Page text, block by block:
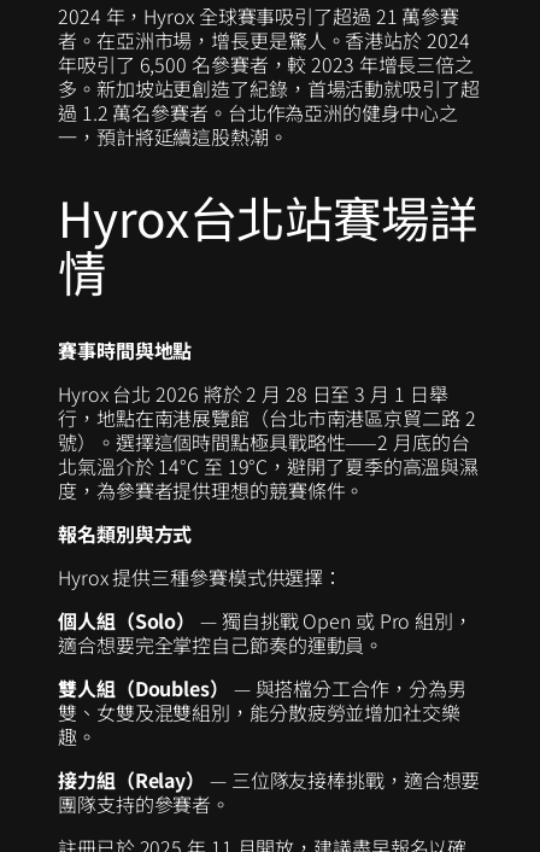
2024 年，Hyrox 全球賽事吸引了超過 21 萬參賽
者。在亞洲市場，增長更是驚人。香港站於 2024
年吸引了 6,500 名參賽者，較 2023 年增長三倍之
多。新加坡站更創造了紀錄，首場活動就吸引了超
過 1.2 萬名參賽者。台北作為亞洲的健身中心之
一，預計將延續這股熱潮。
Hyrox台北站賽場詳
情
賽事時間與地點
Hyrox 台北 2026 將於 2 月 28 日至 3 月 1 日舉
行，地點在南港展覽館（台北市南港區京貿二路 2
號）。選擇這個時間點極具戰略性——2 月底的台
北氣溫介於 14°C 至 19°C，避開了夏季的高溫與濕
度，為參賽者提供理想的競賽條件。
報名類別與方式
Hyrox 提供三種參賽模式供選擇：
個人組（Solo） — 獨自挑戰 Open 或 Pro 組別，
適合想要完全掌控自己節奏的運動員。
雙人組（Doubles） — 與搭檔分工合作，分為男
雙、女雙及混雙組別，能分散疲勞並增加社交樂
趣。
接力組（Relay） — 三位隊友接棒挑戰，適合想要
團隊支持的參賽者。